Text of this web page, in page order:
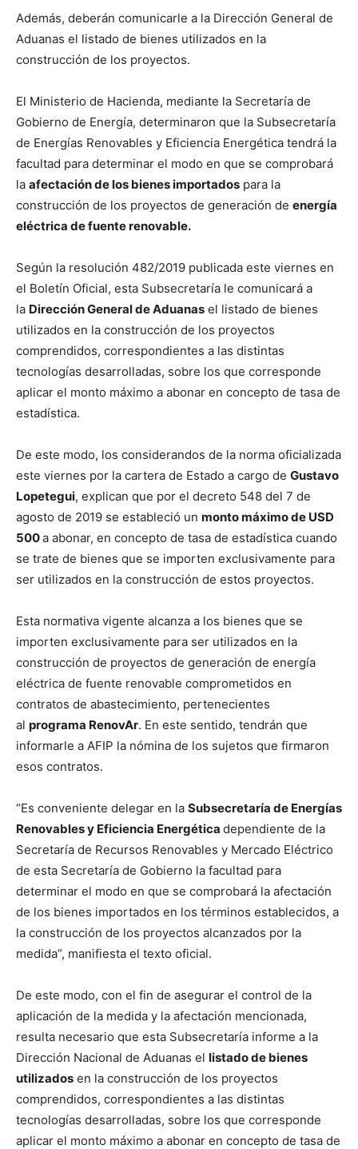
Además, deberán comunicarle a la Dirección General de
Aduanas el listado de bienes utilizados en la
construcción de los proyectos.
El Ministerio de Hacienda, mediante la Secretaría de
Gobierno de Energía, determinaron que la Subsecretaría
de Energías Renovables y Eficiencia Energética tendrá la
facultad para determinar el modo en que se comprobará
la afectación de los bienes importados para la
construcción de los proyectos de generación de energía
eléctrica de fuente renovable.
Según la resolución 482/2019 publicada este viernes en
el Boletín Oficial, esta Subsecretaría le comunicará a
la Dirección General de Aduanas el listado de bienes
utilizados en la construcción de los proyectos
comprendidos, correspondientes a las distintas
tecnologías desarrolladas, sobre los que corresponde
aplicar el monto máximo a abonar en concepto de tasa de
estadística.
De este modo, los considerandos de la norma oficializada
este viernes por la cartera de Estado a cargo de Gustavo
Lopetegui, explican que por el decreto 548 del 7 de
agosto de 2019 se estableció un monto máximo de USD
500a abonar, en concepto de tasa de estadística cuando
se trate de bienes que se importen exclusivamente para
ser utilizados en la construcción de estos proyectos.
Esta normativa vigente alcanza a los bienes que se
importen exclusivamente para ser utilizados en la
construcción de proyectos de generación de energía
eléctrica de fuente renovable comprometidos en
contratos de abastecimiento, pertenecientes
al programa RenovAr. En este sentido, tendrán que
informarle a AFIP la nómina de los sujetos que firmaron
esos contratos.
“Es conveniente delegar en la Subsecretaría de Energías
Renovables y Eficiencia Energética dependiente de la
Secretaría de Recursos Renovables y Mercado Eléctrico
de esta Secretaría de Gobierno la facultad para
determinar el modo en que se comprobará la afectación
de los bienes importados en los términos establecidos, a
la construcción de los proyectos alcanzados por la
medida”, manifiesta el texto oficial.
De este modo, con el fin de asegurar el control de la
aplicación de la medida y la afectación mencionada,
resulta necesario que esta Subsecretaría informe a la
Dirección Nacional de Aduanas el listado de bienes
utilizados en la construcción de los proyectos
comprendidos, correspondientes a las distintas
tecnologías desarrolladas, sobre los que corresponde
aplicar el monto máximo a abonar en concepto de tasa de